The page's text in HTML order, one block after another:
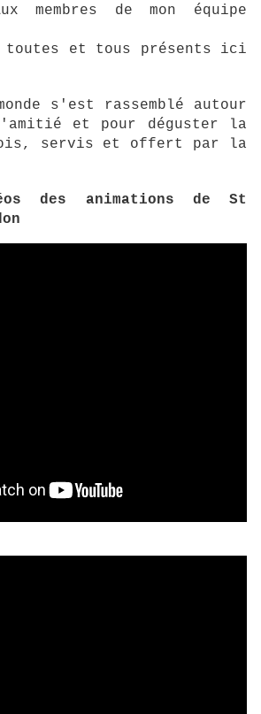
de mon équipe
et tous présents ici
s'est rassemblé autour
et pour déguster la
servis et offert par la
des animations de St